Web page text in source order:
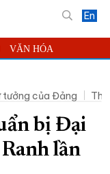
En
VĂN HÓA
ĐỌC PHÓNG SỰ
ONLINE
tưởng của Đảng
bị Đại
lần